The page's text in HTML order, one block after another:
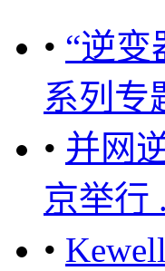
• “逆
系列专
• 并网
京举行
•